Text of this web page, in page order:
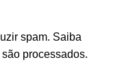
spam. Saiba
processados.